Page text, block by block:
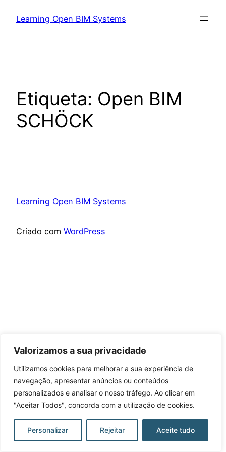
Valorizamos a sua privacidade
Utilizamos cookies para melhorar a sua experiência de
navegação, apresentar anúncios ou conteúdos
personalizados e analisar o nosso tráfego. Ao clicar em
"Aceitar Todos", concorda com a utilização de cookies.
Personalizar Rejeitar Aceite tudo
Learning Open BIM Systems
Etiqueta: Open BIM
SCHÖCK
Learning Open BIM Systems
Criado com WordPress